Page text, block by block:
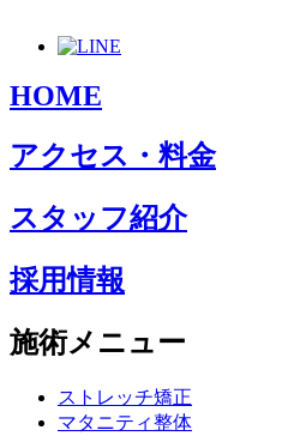
HOME
アクセス・料金
スタッフ紹介
採用情報
施術メニュー
ストレッチ矯正
マタニティ整体